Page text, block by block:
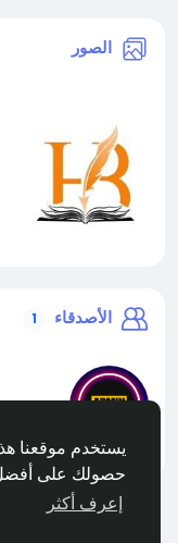
يستخدم موقعنا
حصولك على
إعرف أكثر
الصور
الأصدقاء 1
liveadmin